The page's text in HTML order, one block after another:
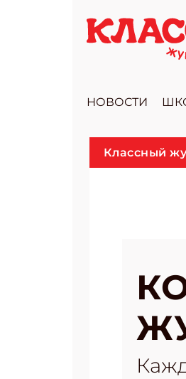
НОВОСТИ
Классный